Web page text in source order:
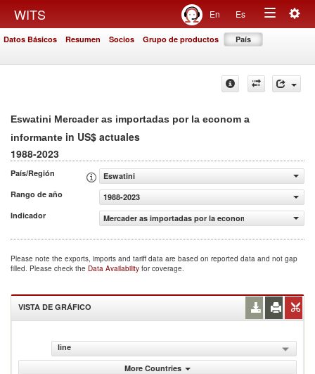
WITS En Es
Toggle
Datos Básicos Resumen Socios Grupo de productos País
Eswatini Mercader as importadas por la econom a
informante in US$ actuales
1988-2023
País/Región
Eswatini
Rango de año
1988-2023
Indicador
Mercader as importadas por la econom a informante
Please note the exports, imports and tariff data are based on reported data and not gap
filled. Please check the Data Availability for coverage.
VISTA DE GRÁFICO
line
More Countries